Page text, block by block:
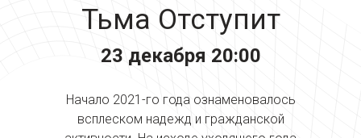
Начало 2021-го года ознаменовалось
всплеском надежд и гражданской
23 декабря 20:00
Тьма Отступит